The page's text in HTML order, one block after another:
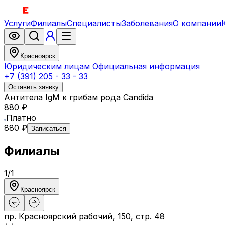
УслугиФилиалыСпециалистыЗаболеванияО компании
Красноярск
Юридическим лицам Официальная информация
+7 (391) 205 - 33 - 33
Оставить заявку
Антитела IgМ к грибам рода Candida
880 ₽
Платно
880 ₽ Записаться
Филиалы
1/1
Красноярск
пр. Красноярский рабочий, 150, стр. 48